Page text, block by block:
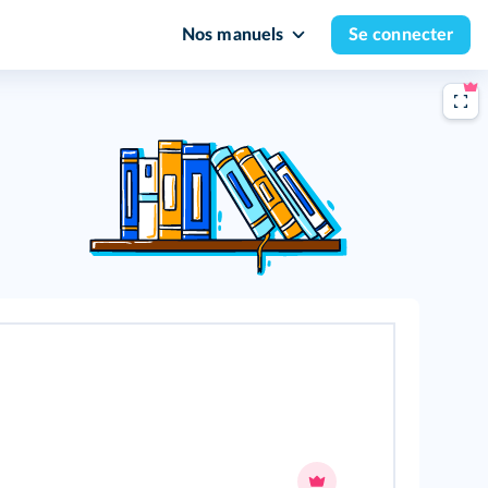
Nos manuels Se connecter